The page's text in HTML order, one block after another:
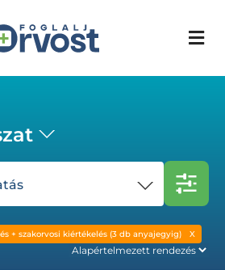
+ szakorvosi kiértékelés (3 db anyajegyig)